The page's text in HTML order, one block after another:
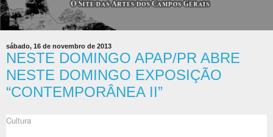
sábado, 16 de novembro de 2013
NESTE DOMINGO APAP/PR ABRE
NESTE DOMINGO EXPOSIÇÃO
“CONTEMPORÂNEA II”
Cultura